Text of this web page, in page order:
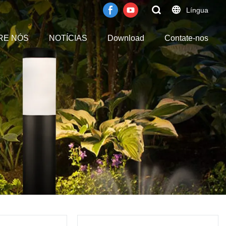
Língua
NÓS NOTÍCIAS Download Contate-nos